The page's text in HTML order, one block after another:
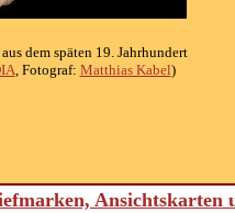
dem späten 19. Jahrhundert
, Fotograf: Matthias Kabel)
Ansichtskarten